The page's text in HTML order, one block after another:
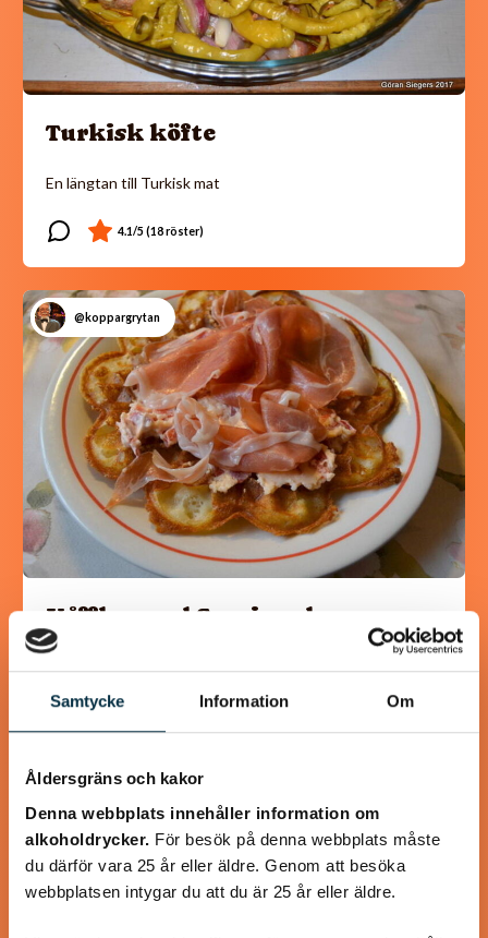
Samtycke Information Om
Åldersgräns och kakor
Denna webbplats innehåller information om
alkoholdrycker. För besök på denna webbplats måste
du därför vara 25 år eller äldre. Genom att besöka
webbplatsen intygar du att du är 25 år eller äldre.
Turkisk köfte
En längtan till Turkisk mat
@koppargrytan
Våfflor med Svecia och
lufttorkad skinka
Svecia, paprika och lufttorkad skinka lyfter våfflorna till